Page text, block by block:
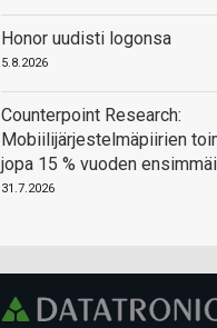
Honor uudisti logonsa
5.8.2026
Counterpoint Research:
Mobiilijärjestelmäpiirien
jopa 15 % vuoden
31.7.2026